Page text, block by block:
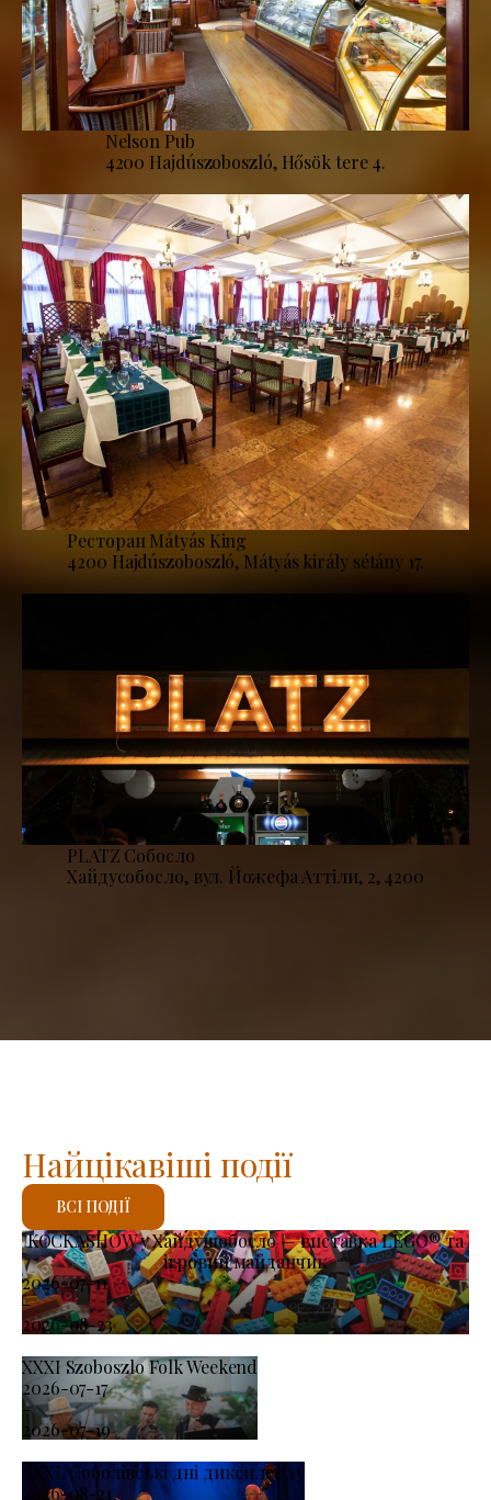
Nelson Pub
4200 Hajdúszoboszló, Hősök tere 4.
Ресторан Mátyás King
4200 Hajdúszoboszló, Mátyás király sétány 17.
PLATZ Собосло
Хайдусобосло, вул. Йожефа Аттіли, 2, 4200
KOCKASHOW у Хайдушобосло — виставка LEGO® та
ігровий майданчик
2026-07-11
-
2026-08-23
XXXI Szoboszlo Folk Weekend
2026-07-17
-
2026-07-19
XXXI. Соболівські дні диксиленду
2026-08-21
Найцікавіші події
ВСІ ПОДІЇ